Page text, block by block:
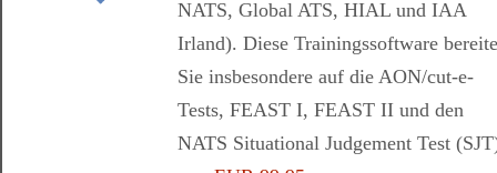
NATS, Global ATS, HIAL und IAA
Irland). Diese Trainingssoftware
Sie insbesondere auf die AON/cut-e-
Tests, FEAST I, FEAST II und den
NATS Situational Judgement Test